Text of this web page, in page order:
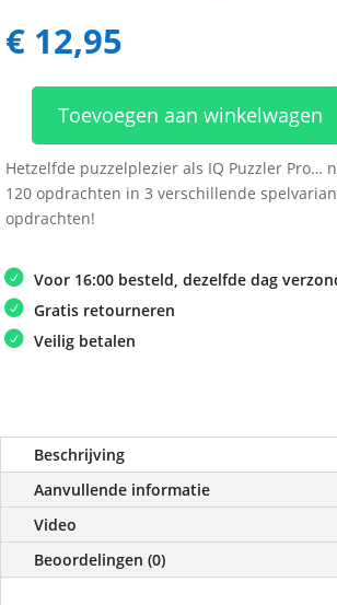
€ 12,95
IQ
Six
Pro
Toevoegen aan winkelwagen
Hetzelfde puzzelplezier als IQ Puzzler Pro…
120 opdrachten in 3 verschillende
opdrachten!
Voor 16:00 besteld, dezelfde dag
Gratis retourneren
Veilig betalen
Beschrijving
Aanvullende informatie
Video
Beoordelingen (0)